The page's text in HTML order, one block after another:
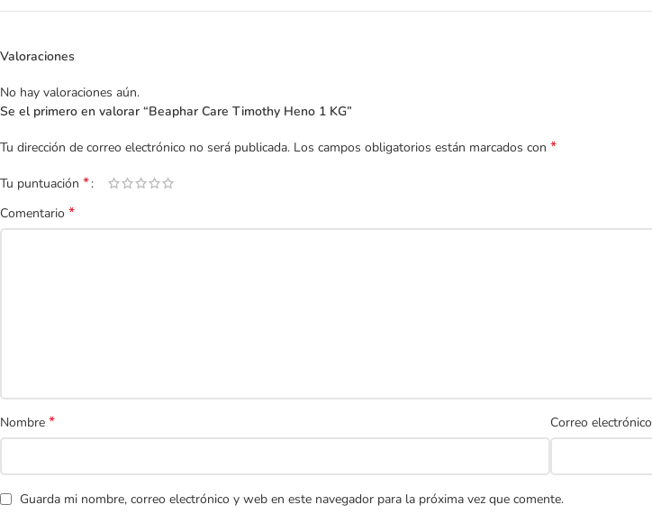
Valoraciones
No hay valoraciones aún.
Se el primero en valorar “Beaphar Care Timothy Heno 1 KG”
Tu dirección de correo electrónico no será publicada. Los campos obligatorios están marcados con *
Tu puntuación *
Comentario *
Nombre * Correo electrónico
Guarda mi nombre, correo electrónico y web en este navegador para la próxima vez que comente.